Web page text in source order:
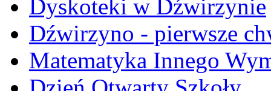
Dyskoteki w Dźwirzynie
Dźwirzyno - pierwsze
Matematyka Innego